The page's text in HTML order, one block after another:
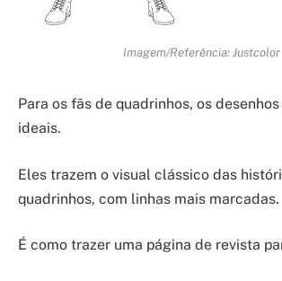
Imagem/Referência: Justcolor
Para os fãs de quadrinhos, os
ideais.
Eles trazem o visual clássico das
quadrinhos, com linhas mais marcadas.
É como trazer uma página de revista